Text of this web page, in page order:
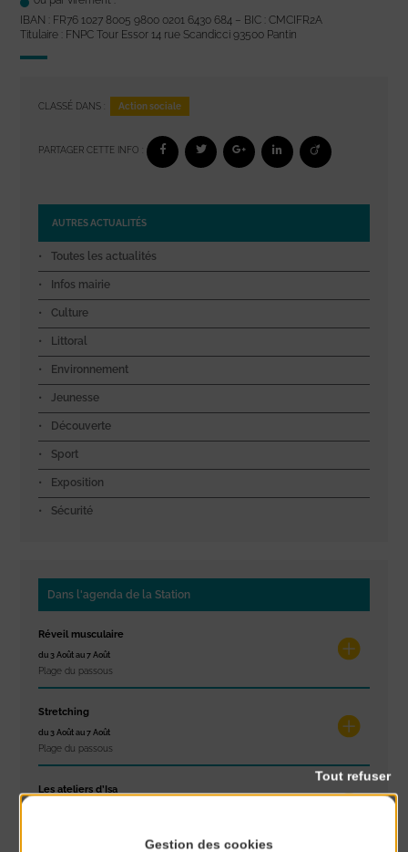
IBAN : FR76 1027 8005 9800 0201 6430 684 – BIC : CMCIFR2A
Titulaire : FNPC Tour Essor 14 rue Scandicci 93500 Pantin
CLASSÉ DANS : Action sociale
PARTAGER CETTE INFO :
AUTRES ACTUALITÉS
Toutes les actualités
Infos mairie
Culture
Littoral
Environnement
Jeunesse
Découverte
Sport
Exposition
Sécurité
Dans l'agenda de la Station
Réveil musculaire
du 3 Août au 7 Août
Plage du passous
Stretching
du 3 Août au 7 Août
Plage du passous
Les ateliers d’Isa
Gestion des cookies
Tout refuser